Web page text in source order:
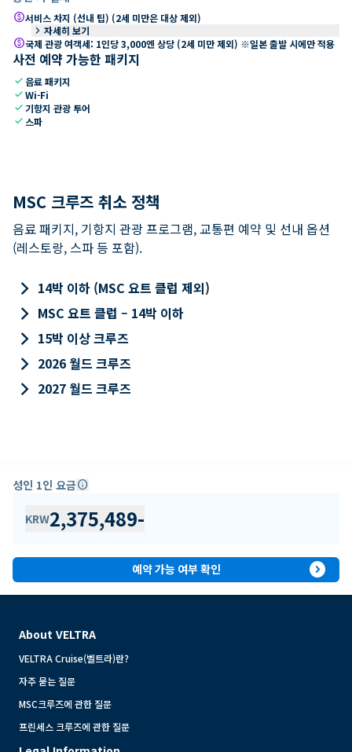
paid서비스 차지 (선내 팁) (2세 미만은 대상 제외)
keyboard_arrow_right 자세히 보기
paid국제 관광 여객세: 1인당 3,000엔 상당 (2세 미만 제외) ※일본 출발 시에만 적용
사전 예약 가능한 패키지
check 음료 패키지
checkWi-Fi
check 기항지 관광 투어
check 스파
MSC 크루즈 취소 정책
음료 패키지, 기항지 관광 프로그램, 교통편 예약 및 선내 옵션
(레스토랑, 스파 등 포함).
keyboard_arrow_right 14박 이하 (MSC 요트 클럽 제외)
keyboard_arrow_right MSC 요트 클럽 – 14박 이하
keyboard_arrow_right 15박 이상 크루즈
keyboard_arrow_right 2026 월드 크루즈
keyboard_arrow_right 2027 월드 크루즈
성인 1인 요금info
KRW2,375,489-
예약 가능 여부 확인 expand_circle_right
About VELTRA
VELTRA Cruise(벨트라)란?
자주 묻는 질문
MSC크루즈에 관한 질문
프린세스 크루즈에 관한 질문